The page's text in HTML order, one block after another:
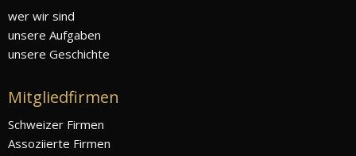
wer wir sind
unsere Aufgaben
unsere Geschichte
Mitgliedfirmen
Schweizer Firmen
Assoziierte Firmen